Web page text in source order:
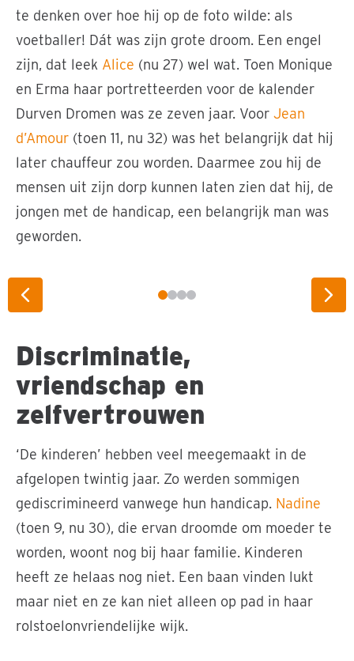
te denken over hoe hij op de foto wilde: als
voetballer! Dát was zijn grote droom. Een engel
zijn, dat leek Alice (nu 27) wel wat. Toen Monique
en Erma haar portretteerden voor de kalender
Durven Dromen was ze zeven jaar. Voor Jean
d’Amour (toen 11, nu 32) was het belangrijk dat hij
later chauffeur zou worden. Daarmee zou hij de
mensen uit zijn dorp kunnen laten zien dat hij, de
jongen met de handicap, een belangrijk man was
geworden.
Vorige slide
Discriminatie,
vriendschap en
zelfvertrouwen
‘De kinderen’ hebben veel meegemaakt in de
afgelopen twintig jaar. Zo werden sommigen
gediscrimineerd vanwege hun handicap. Nadine
(toen 9, nu 30), die ervan droomde om moeder te
worden, woont nog bij haar familie. Kinderen
heeft ze helaas nog niet. Een baan vinden lukt
maar niet en ze kan niet alleen op pad in haar
rolstoelonvriendelijke wijk.